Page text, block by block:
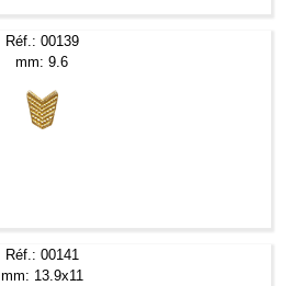
Réf.: 00139
mm: 9.6
Réf.: 00141
mm: 13.9x11